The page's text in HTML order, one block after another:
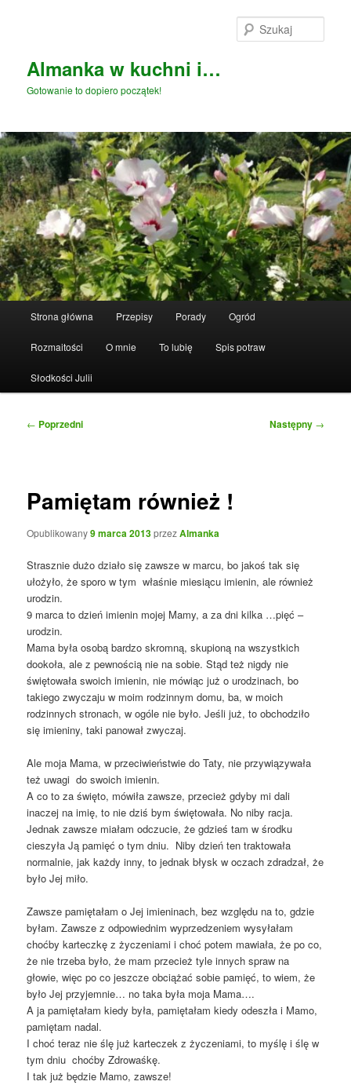
Almanka w kuchni i…
Gotowanie to dopiero początek!
Strona główna Przepisy Porady Ogród
Rozmaitości O mnie To lubię Spis potraw
Słodkości Julii
Nawigacja
← Poprzedni Następny →
Pamiętam również !
Opublikowany9 marca 2013przezAlmanka
Strasznie dużo działo się zawsze w marcu, bo jakoś tak się
ułożyło, że sporo w tym właśnie miesiącu imienin, ale również
urodzin.
9 marca to dzień imienin mojej Mamy, a za dni kilka …pięć –
urodzin.
Mama była osobą bardzo skromną, skupioną na wszystkich
dookoła, ale z pewnością nie na sobie. Stąd też nigdy nie
świętowała swoich imienin, nie mówiąc już o urodzinach, bo
takiego zwyczaju w moim rodzinnym domu, ba, w moich
rodzinnych stronach, w ogóle nie było. Jeśli już, to obchodziło
się imieniny, taki panował zwyczaj.
Ale moja Mama, w przeciwieństwie do Taty, nie przywiązywała
też uwagi do swoich imienin.
A co to za święto, mówiła zawsze, przecież gdyby mi dali
inaczej na imię, to nie dziś bym świętowała. No niby racja.
Jednak zawsze miałam odczucie, że gdzieś tam w środku
cieszyła Ją pamięć o tym dniu. Niby dzień ten traktowała
normalnie, jak każdy inny, to jednak błysk w oczach zdradzał, że
było Jej miło.
Zawsze pamiętałam o Jej imieninach, bez względu na to, gdzie
byłam. Zawsze z odpowiednim wyprzedzeniem wysyłałam
choćby karteczkę z życzeniami i choć potem mawiała, że po co,
że nie trzeba było, że mam przecież tyle innych spraw na
głowie, więc po co jeszcze obciążać sobie pamięć, to wiem, że
było Jej przyjemnie… no taka była moja Mama….
A ja pamiętałam kiedy była, pamiętałam kiedy odeszła i Mamo,
pamiętam nadal.
I choć teraz nie ślę już karteczek z życzeniami, to myślę i ślę w
tym dniu choćby Zdrowaśkę.
I tak już będzie Mamo, zawsze!